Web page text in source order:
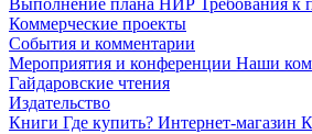
Выполнение плана НИР Требования к
Коммерческие проекты
События и комментарии
Мероприятия и конференции Наши
Гайдаровские чтения
Издательство
Книги Где купить? Интернет-магазин